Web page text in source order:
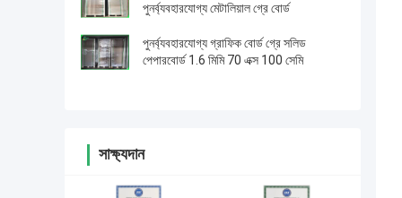
পুনর্ব্যবহারযোগ্য মেটালিয়াল গ্রে বোর্ড
পুনর্ব্যবহারযোগ্য গ্রাফিক বোর্ড গ্রে সলিড
পেপারবোর্ড 1.6 মিমি 70 এক্স 100 সেমি
সাক্ষ্যদান